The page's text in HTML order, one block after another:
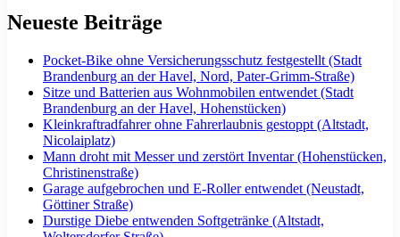
Neueste Beiträge
Pocket-Bike ohne Versicherungsschutz festgestellt (Stadt
Brandenburg an der Havel, Nord, Pater-Grimm-Straße)
Sitze und Batterien aus Wohnmobilen entwendet (Stadt
Brandenburg an der Havel, Hohenstücken)
Kleinkraftradfahrer ohne Fahrerlaubnis gestoppt (Altstadt,
Nicolaiplatz)
Mann droht mit Messer und zerstört Inventar (Hohenstücken,
Christinenstraße)
Garage aufgebrochen und E-Roller entwendet (Neustadt,
Göttiner Straße)
Durstige Diebe entwenden Softgetränke (Altstadt,